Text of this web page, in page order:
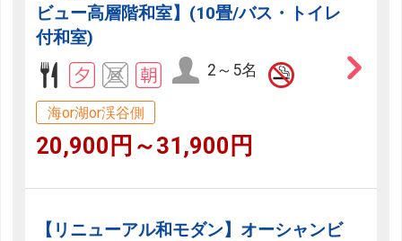
ビュー高層階和室】(10畳/バス・トイレ
付和室)
2～5名
海or湖or渓谷側
20,900円～31,900円
【リニューアル和モダン】オーシャンビ